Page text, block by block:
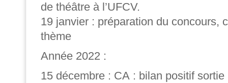
de théâtre à l’UFCV.
19 janvier : préparation du concours,
thème
Année 2022 :
15 décembre : CA : bilan positif